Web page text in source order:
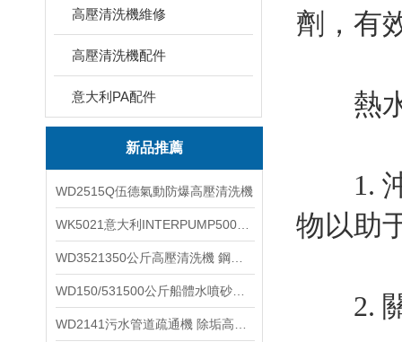
高壓清洗機維修
高壓清洗機配件
意大利PA配件
新品推薦
WD2515Q伍德氣動防爆高壓清洗機
劑，有
熱水
1. 沖
物以助
2. 關